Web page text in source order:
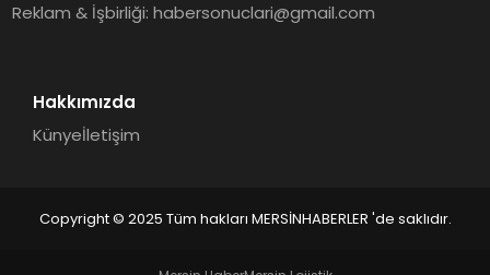
Reklam & İşbirliği:habersonuclari@gmail.com
Hakkımızda
Künyeİletişim
Copyright © 2025 Tüm hakları MERSİNHABERLER 'de saklıdır.